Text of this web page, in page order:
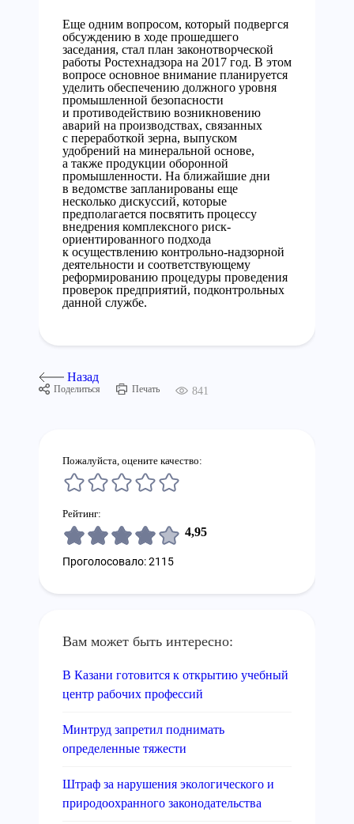
Еще одним вопросом, который подвергся
обсуждению в ходе прошедшего
заседания, стал план законотворческой
работы Ростехнадзора на 2017 год. В этом
вопросе основное внимание планируется
уделить обеспечению должного уровня
промышленной безопасности
и противодействию возникновению
аварий на производствах, связанных
с переработкой зерна, выпуском
удобрений на минеральной основе,
а также продукции оборонной
промышленности. На ближайшие дни
в ведомстве запланированы еще
несколько дискуссий, которые
предполагается посвятить процессу
внедрения комплексного риск-
ориентированного подхода
к осуществлению контрольно-надзорной
деятельности и соответствующему
реформированию процедуры проведения
проверок предприятий, подконтрольных
данной службе.
Назад
Поделиться Печать 841
Пожалуйста, оцените качество:
Рейтинг:
4,95
Проголосовало: 2115
Вам может быть интересно:
В Казани готовится к открытию учебный
центр рабочих профессий
Минтруд запретил поднимать
определенные тяжести
Штраф за нарушения экологического и
природоохранного законодательства